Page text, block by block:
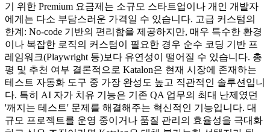
기 위한 Premium 요금제는 소규모 스타트업이나 개인 개발자
에게는 다소 부담스러운 가격일 수 있습니다. 고급 커스텀의
한계: No-code 기반의 편리함을 제공하지만, 매우 특수한 환경
이나 복잡한 로직의 커스텀이 필요한 경우 순수 코딩 기반 프
레임워크(Playwright 등)보다 유연성이 떨어질 수 있습니다. 총
평 및 추천 여부 결론적으로 Katalon은 현재 시장에 존재하는
테스트 자동화 도구 중 가장 완성도 높고 직관적인 솔루션입니
다. 특히 AI 자가 치유 기능은 기존 QA 업무의 최대 난제였던
'깨지는 테스트' 문제를 해결해주는 혁신적인 기능입니다. 대
규모 프로젝트를 운영 중이거나 품질 관리의 효율성을 극대화